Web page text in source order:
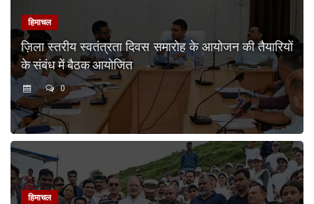
हिमाचल
ज़िला स्तरीय स्वतंत्रता दिवस समारोह के आयोजन की तैयारियों
के संबंध में बैठक आयोजित
0
हिमाचल